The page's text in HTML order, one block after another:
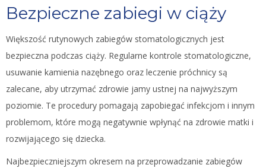
Bezpieczne zabiegi w ciąży
Większość rutynowych zabiegów stomatologicznych jest
bezpieczna podczas ciąży. Regularne kontrole stomatologiczne,
usuwanie kamienia nazębnego oraz leczenie próchnicy są
zalecane, aby utrzymać zdrowie jamy ustnej na najwyższym
poziomie. Te procedury pomagają zapobiegać infekcjom i innym
problemom, które mogą negatywnie wpłynąć na zdrowie matki i
rozwijającego się dziecka.
Najbezpieczniejszym okresem na przeprowadzanie zabiegów